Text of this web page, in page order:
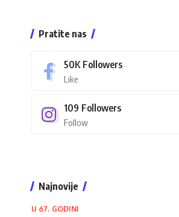
Pratite nas
50K Followers
Like
109 Followers
Follow
Najnovije
U 67. GODINI